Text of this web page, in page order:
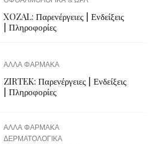
XOZAL: Παρενέργειες | Ενδείξεις
| Πληροφορίες
ΑΛΛΑ ΦΑΡΜΑΚΑ
ZIRTEK: Παρενέργειες | Ενδείξεις
| Πληροφορίες
ΑΛΛΑ ΦΑΡΜΑΚΑ
ΔΕΡΜΑΤΟΛΟΓΙΚΑ